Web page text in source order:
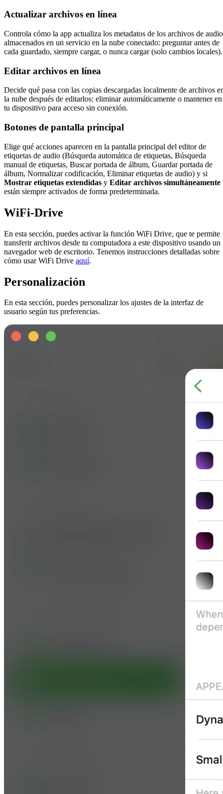
Actualizar archivos en línea
Controla cómo la app actualiza los metadatos de los archivos de audio
almacenados en un servicio en la nube conectado: preguntar antes de
cada guardado, siempre cargar, o nunca cargar (solo cambios locales).
Editar archivos en línea
Decide qué pasa con las copias descargadas localmente de archivos
la nube después de editarlos: eliminar automáticamente o mantener en
tu dispositivo para acceso sin conexión.
Botones de pantalla principal
Elige qué acciones aparecen en la pantalla principal del editor de
etiquetas de audio (Búsqueda automática de etiquetas, Búsqueda
manual de etiquetas, Buscar portada de álbum, Guardar portada de
álbum, Normalizar codificación, Eliminar etiquetas de audio) y si
Mostrar etiquetas extendidas y Editar archivos simultáneamente
están siempre activados de forma predeterminada.
WiFi-Drive
En esta sección, puedes activar la función WiFi Drive, que te permite
transferir archivos desde tu computadora a este dispositivo usando un
navegador web de escritorio. Tenemos instrucciones detalladas sobre
cómo usar WiFi Drive aquí.
Personalización
En esta sección, puedes personalizar los ajustes de la interfaz de
usuario según tus preferencias.